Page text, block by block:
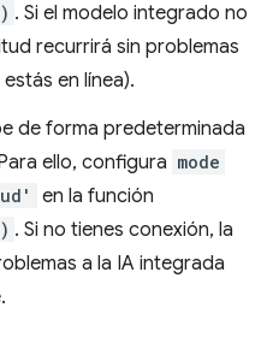
. Si el modelo integrado no
recurrirá sin problemas
en línea).
de forma predeterminada
ello, configura mode
en la función
. Si no tienes conexión, la
a la IA integrada